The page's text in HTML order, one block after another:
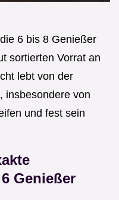
6 bis 8 Genießer
sortierten Vorrat an
lebt von der
insbesondere von
und fest sein
Genießer